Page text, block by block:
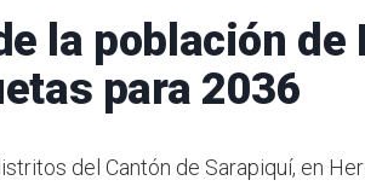
la población de
para 2036
del Cantón de Sarapiquí, en